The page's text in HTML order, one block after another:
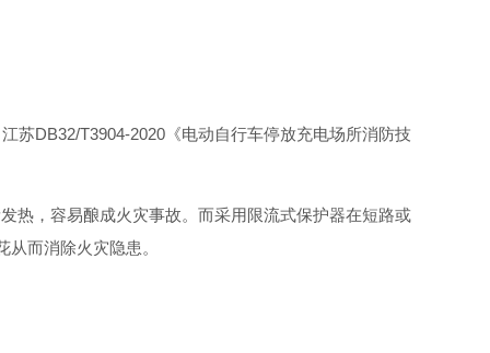
苏DB32/T3904-2020《电动自行车停放充电场所消防技
热，容易酿成火灾事故。而采用限流式保护器在短路或
而消除火灾隐患。